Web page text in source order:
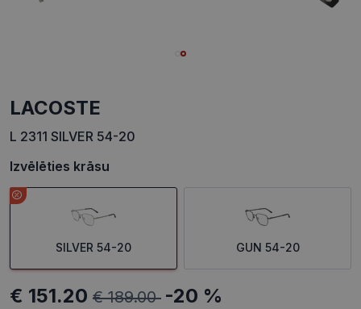
LACOSTE
L 2311 SILVER 54-20
Izvēlēties krāsu
SILVER 54-20 GUN 54-20
€ 151.20 € 189.00 -20 %